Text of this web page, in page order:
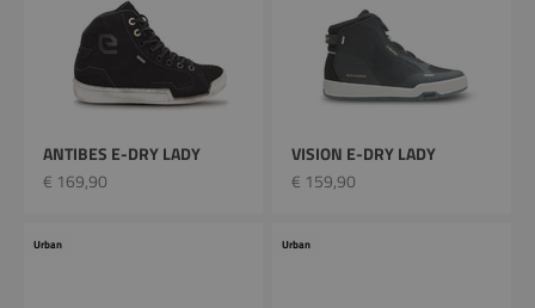
ANTIBES E-DRY LADY
Prix remisé
€ 169,90
VISION E-DRY LADY
Prix remisé
€ 159,90
Urban Urban